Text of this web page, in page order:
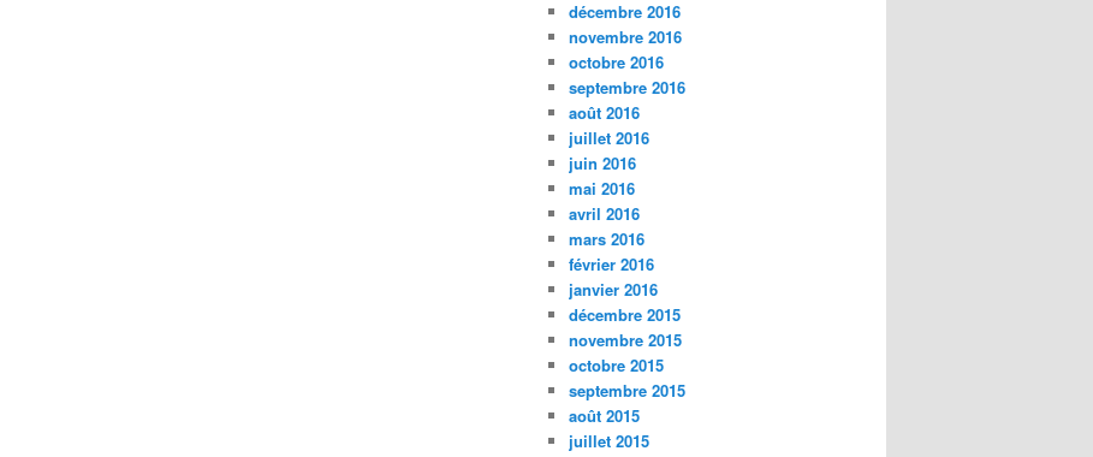
décembre 2016
novembre 2016
octobre 2016
septembre 2016
août 2016
juillet 2016
juin 2016
mai 2016
avril 2016
mars 2016
février 2016
janvier 2016
décembre 2015
novembre 2015
octobre 2015
septembre 2015
août 2015
juillet 2015